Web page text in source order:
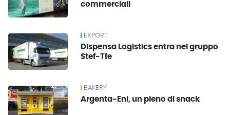
commerciali
EXPORT
Dispensa Logistics entra nel gruppo
Stef-Tfe
BAKERY
Argenta-Eni, un pieno di snack